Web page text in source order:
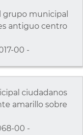
grupo municipal
antiguo centro
00 -
ciudadanos
amarillo sobre
00 -